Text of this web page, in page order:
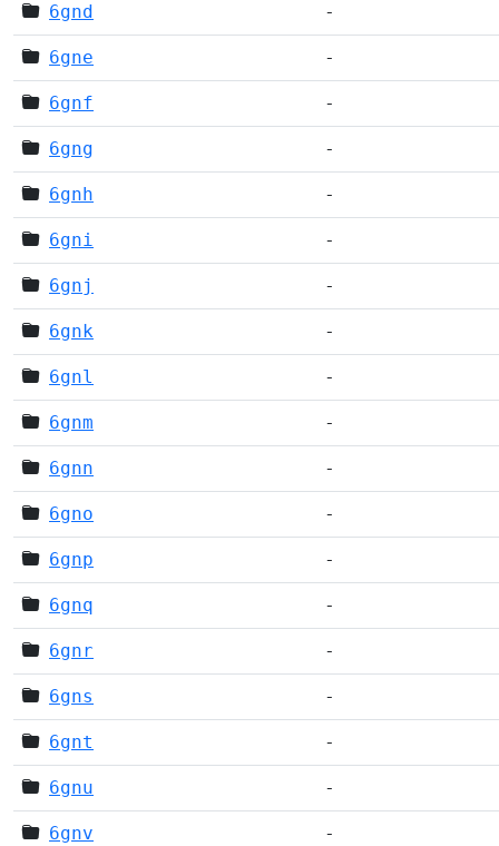
6gnd -
6gne -
6gnf -
6gng -
6gnh -
6gni -
6gnj -
6gnk -
6gnl -
6gnm -
6gnn -
6gno -
6gnp -
6gnq -
6gnr -
6gns -
6gnt -
6gnu -
6gnv -